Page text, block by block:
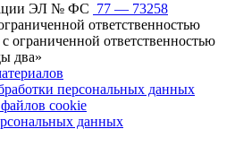
ЭЛ № ФС 77 — 73258
ответственностью
ограниченной ответственностью
два»
персональных данных
cookie
данных